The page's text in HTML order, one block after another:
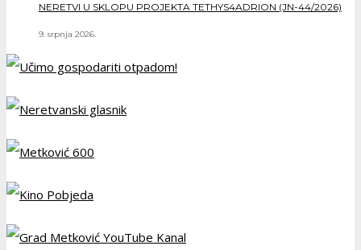
NERETVI U SKLOPU PROJEKTA TETHYS4ADRION (JN-44/2026)
9. srpnja 2026.